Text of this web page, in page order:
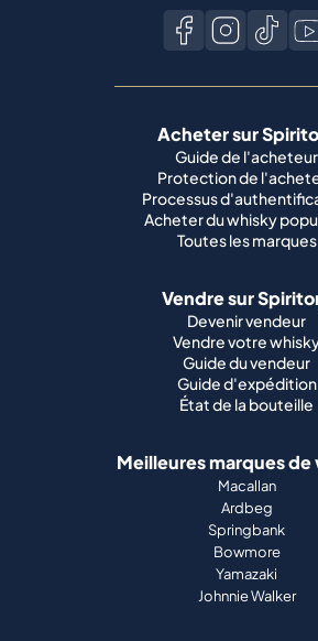
Acheter sur
Guide de l'acheteur
Protection de
Processus
Acheter du whisky
Toutes les marques
Vendre sur
Devenir vendeur
Vendre votre
Guide du vendeur
Guide d'expédition
État de la bouteille
Meilleures marques
Macallan
Ardbeg
Springbank
Bowmore
Yamazaki
Johnnie Walker